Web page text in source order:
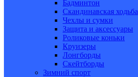
Бадминтон
Скандинавская ходьба
Чехлы и сумки
Защита и аксессуары
Роликовые коньки
Круизеры
Лонгборды
Скейтборды
Зимний спорт